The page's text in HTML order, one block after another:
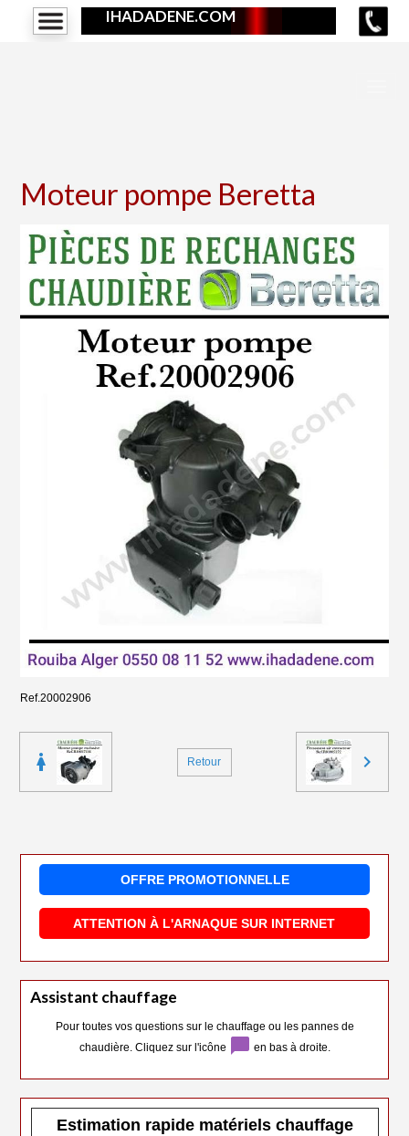
IHADADENE.COM
Moteur pompe Beretta
Ref.20002906
Retour
OFFRE PROMOTIONNELLE
ATTENTION À L'ARNAQUE SUR INTERNET
Assistant chauffage
Pour toutes vos questions sur le chauffage ou les pannes de
chaudière. Cliquez sur l'icône
chat_bubble en bas à droite.
Estimation rapide matériels chauffage